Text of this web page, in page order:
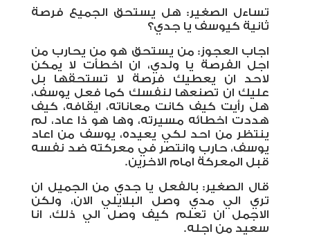
تساءل الصغير: هل يستحق الجميع فرصة
ثانية كيوسف يا جدي؟
اجاب العجوز: من يستحق هو من يحارب من
اجل الفرصة يا ولدي، ان اخطأت لا يمكن
لاحد ان يعطيك فرصة لا تستحقها بل
عليك ان تصنعها لنفسك كما فعل يوسف،
هل رأيت كيف كانت معاناته، ايقافه، كيف
هددت اخطائه مسيرته، وها هو ذا عاد، لم
ينتظر من احد لكي يعيده، يوسف من اعاد
يوسف، حارب وانتصر في معركته ضد نفسه
قبل المعركة امام الاخرين.
قال الصغير: بالفعل يا جدي من الجميل ان
تري الي مدي وصل البلايلي الان، ولكن
الاجمل ان تعلم كيف وصل الي ذلك، انا
سعيد من اجله.